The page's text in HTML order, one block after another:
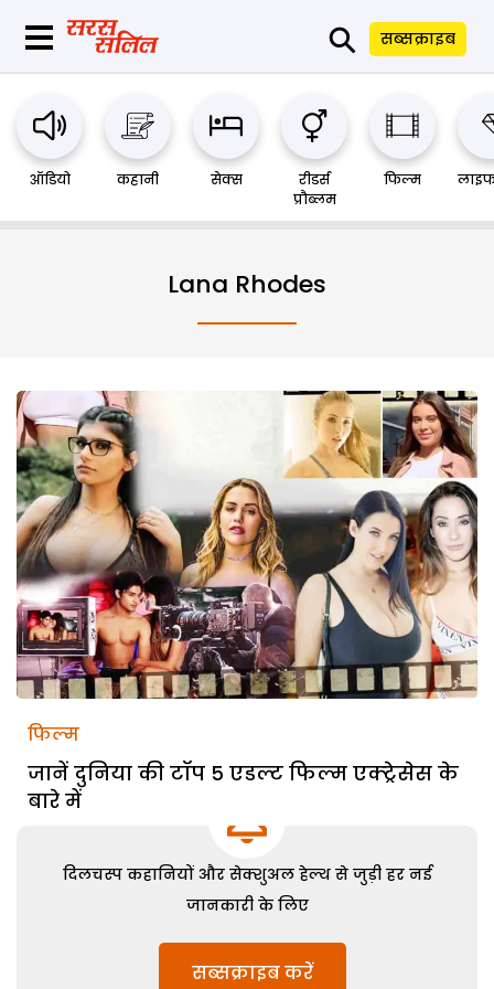
⚲ सब्सक्राइब
ऑडियो कहानी सेक्स
रीडर्स
प्रौब्लम
फिल्म
Lana Rhodes
फिल्म
जानें दुनिया की टॉप 5 एडल्ट फिल्म एक्ट्रेसेस के
बारे में
दिलचस्प कहानियों और सेक्शुअल हेल्थ से जुड़ी हर नई
जानकारी के लिए
सब्सक्राइब करें